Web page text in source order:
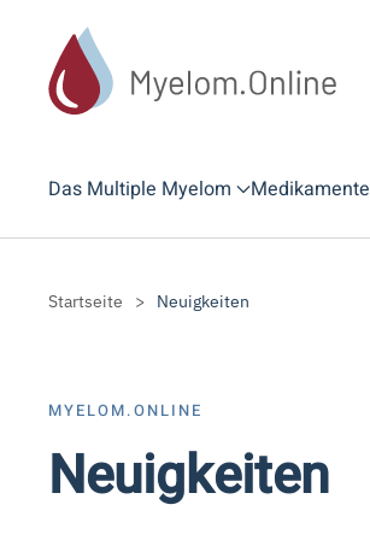
Zum Hauptinhalt springen
Das Multiple Myelom Medikamente
Startseite Neuigkeiten
MYELOM.ONLINE
Neuigkeiten